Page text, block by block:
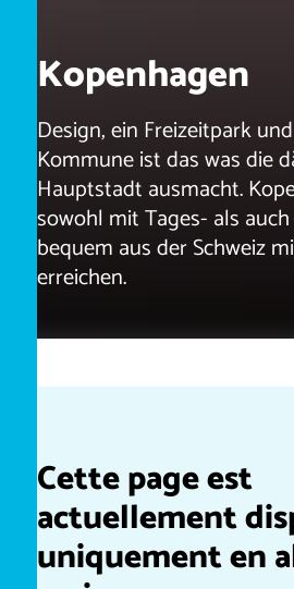
Kopenhagen
Design, ein Freizeitpark
Kommune ist das was die
Hauptstadt ausmacht.
sowohl mit Tages- als
bequem aus der Schweiz
erreichen.
Cette page est
actuellement
uniquement en